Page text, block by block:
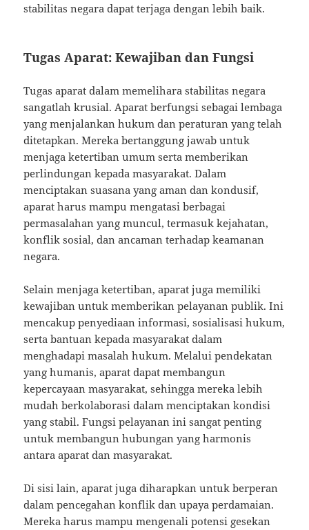
stabilitas negara dapat terjaga dengan lebih baik.
Tugas Aparat: Kewajiban dan Fungsi
Tugas aparat dalam memelihara stabilitas negara
sangatlah krusial. Aparat berfungsi sebagai lembaga
yang menjalankan hukum dan peraturan yang telah
ditetapkan. Mereka bertanggung jawab untuk
menjaga ketertiban umum serta memberikan
perlindungan kepada masyarakat. Dalam
menciptakan suasana yang aman dan kondusif,
aparat harus mampu mengatasi berbagai
permasalahan yang muncul, termasuk kejahatan,
konflik sosial, dan ancaman terhadap keamanan
negara.
Selain menjaga ketertiban, aparat juga memiliki
kewajiban untuk memberikan pelayanan publik. Ini
mencakup penyediaan informasi, sosialisasi hukum,
serta bantuan kepada masyarakat dalam
menghadapi masalah hukum. Melalui pendekatan
yang humanis, aparat dapat membangun
kepercayaan masyarakat, sehingga mereka lebih
mudah berkolaborasi dalam menciptakan kondisi
yang stabil. Fungsi pelayanan ini sangat penting
untuk membangun hubungan yang harmonis
antara aparat dan masyarakat.
Di sisi lain, aparat juga diharapkan untuk berperan
dalam pencegahan konflik dan upaya perdamaian.
Mereka harus mampu mengenali potensi gesekan